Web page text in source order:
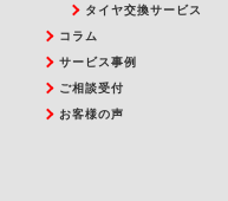
タイヤ交換サービス
コラム
サービス事例
ご相談受付
お客様の声